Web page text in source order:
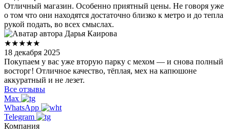
Отличный магазин. Особенно приятный цены. Не говоря уже
о том что они находятся достаточно близко к метро и до тепла
рукой подать, во всех смыслах.
Дарья Каирова
★★★★★
18 декабря 2025
Покупаем у вас уже вторую парку с мехом — и снова полный
восторг! Отличное качество, тёплая, мех на капюшоне
аккуратный и не лезет.
Все отзывы
Max
WhatsApp
Telegram
Компания